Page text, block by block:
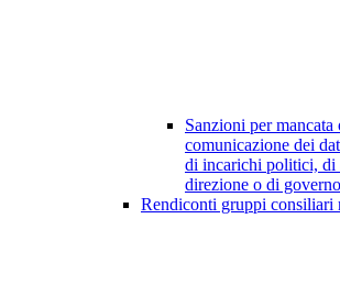
Sanzioni per mancata
comunicazione dei
di incarichi politici, di
direzione o di governo
Rendiconti gruppi consiliari